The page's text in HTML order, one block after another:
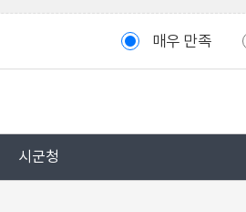
매우 만족
시군청